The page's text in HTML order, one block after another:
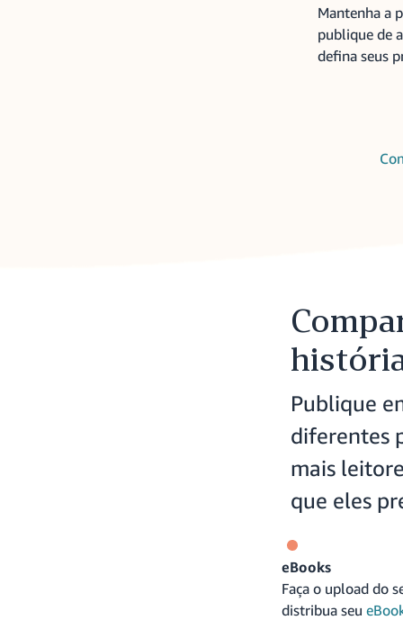
Mantenha a
publique de
defina seus
Publique
diferentes
mais
que eles
eBooks
Faça o upload do
distribua seu